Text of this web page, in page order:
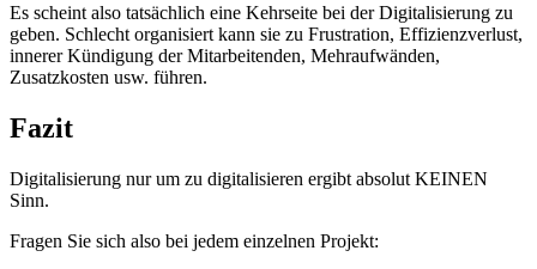
Es scheint also tatsächlich eine Kehrseite bei der Digitalisierung zu
geben. Schlecht organisiert kann sie zu Frustration, Effizienzverlust,
innerer Kündigung der Mitarbeitenden, Mehraufwänden,
Zusatzkosten usw. führen.
Fazit
Digitalisierung nur um zu digitalisieren ergibt absolut KEINEN
Sinn.
Fragen Sie sich also bei jedem einzelnen Projekt: